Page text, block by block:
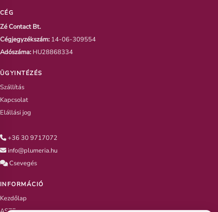
CÉG
Zé Contact Bt.
Cégjegyzékszám: 14-06-309554
Adószáma: HU28868334
ÜGYINTÉZÉS
Szállítás
Kapcsolat
Elállási jog
+36 30 9717072
info@plumeria.hu
Csevegés
INFORMÁCIÓ
Kezdőlap